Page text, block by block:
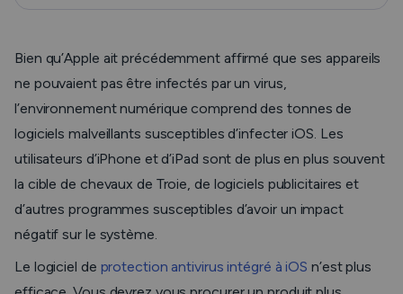
Bien qu’Apple ait précédemment affirmé que ses appareils
ne pouvaient pas être infectés par un virus,
l’environnement numérique comprend des tonnes de
logiciels malveillants susceptibles d’infecter iOS. Les
utilisateurs d’iPhone et d’iPad sont de plus en plus souvent
la cible de chevaux de Troie, de logiciels publicitaires et
d’autres programmes susceptibles d’avoir un impact
négatif sur le système.
Le logiciel de protection antivirus intégré à iOS n’est plus